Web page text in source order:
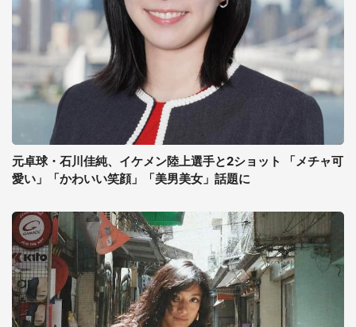
元卓球・石川佳純、イケメン陸上選手と2ショット 「メチャ可
愛い」「かわいい笑顔」「美男美女」話題に